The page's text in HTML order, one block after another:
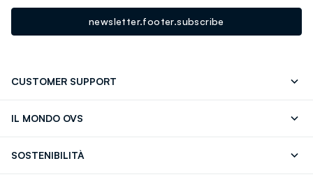
newsletter.footer.subscribe
CUSTOMER SUPPORT
IL MONDO OVS
SOSTENIBILITÀ